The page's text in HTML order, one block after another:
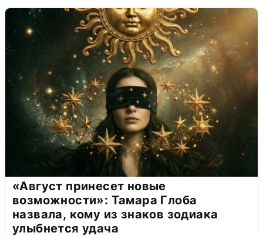
«Август принесет новые
возможности»: Тамара Глоба
назвала, кому из знаков зодиака
улыбнется удача